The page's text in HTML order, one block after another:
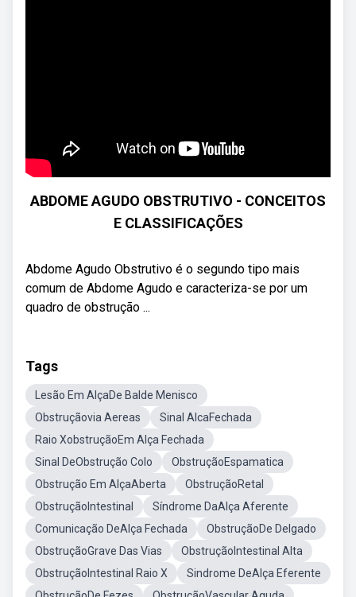
ABDOME AGUDO OBSTRUTIVO - CONCEITOS
E CLASSIFICAÇÕES
Abdome Agudo Obstrutivo é o segundo tipo mais
comum de Abdome Agudo e caracteriza-se por um
quadro de obstrução ...
Tags
Lesão Em AlçaDe Balde Menisco
Obstruçãovia Aereas
Sinal AlcaFechada
Raio XobstruçãoEm Alça Fechada
Sinal DeObstrução Colo
ObstruçãoEspamatica
Obstrução Em AlçaAberta
ObstruçãoRetal
ObstruçãoIntestinal
Síndrome DaAlça Aferente
Comunicação DeAlça Fechada
ObstruçãoDe Delgado
ObstruçãoGrave Das Vias
ObstruçãoIntestinal Alta
ObstruçãoIntestinal Raio X
Sindrome DeAlça Eferente